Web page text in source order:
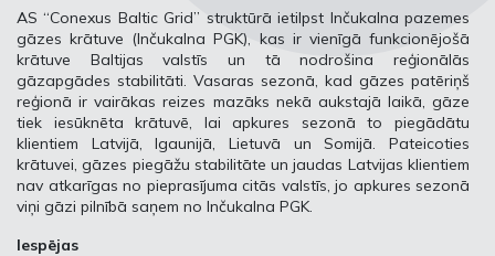
AS “Conexus Baltic Grid” struktūrā ietilpst Inčukalna pazemes
gāzes krātuve (Inčukalna PGK), kas ir vienīgā funkcionējošā
krātuve Baltijas valstīs un tā nodrošina reģionālās
gāzapgādes stabilitāti. Vasaras sezonā, kad gāzes patēriņš
reģionā ir vairākas reizes mazāks nekā aukstajā laikā, gāze
tiek iesūknēta krātuvē, lai apkures sezonā to piegādātu
klientiem Latvijā, Igaunijā, Lietuvā un Somijā. Pateicoties
krātuvei, gāzes piegāžu stabilitāte un jaudas Latvijas klientiem
nav atkarīgas no pieprasījuma citās valstīs, jo apkures sezonā
viņi gāzi pilnībā saņem no Inčukalna PGK.
Iespējas